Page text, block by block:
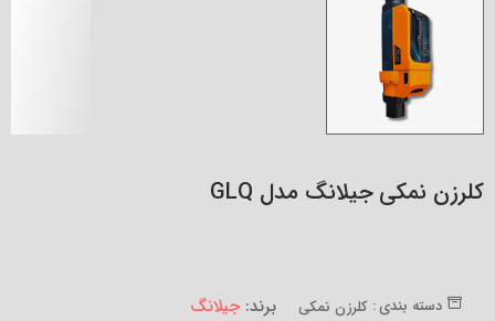
کلرزن نمکی جیلانگ مدل GLQ
دسته بندی : کلرزن نمکی برند: جیلانگ